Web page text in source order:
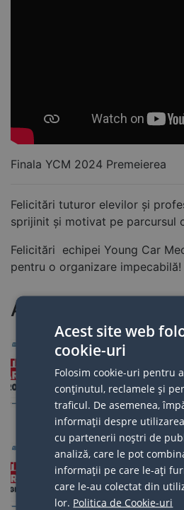
Finala YCM 2024 Premeierea
Felicitări tuturor elevilor și
sprijinit și motivat pe parcursul
Felicitări echipei Young Car
pentru o organizare impecabilă!
Articole recente
Rezultatele
finala
Car
02. 04. 2026
ETAPA 1 A
YOUNG
EDITIA 2026
Acest site web
cookie-uri
Folosim cookie-uri pentru
conținutul, reclamele și
traficul. De asemenea,
informații despre
cu partenerii noștri de
analiză, care le pot
informații pe care le-ați
care le-au colectat din
lor. Politica de Cookie-uri